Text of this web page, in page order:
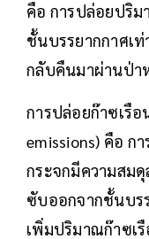
คือ การปล่อยปริม
ชั้นบรรยากกาศเ
กลับคืนมาผ่านป่า
การปล่อยก๊าซเรื
emissions) คือ ก
กระจกมีความสม
ซับออกจากชั้นบร
เพิ่มปริมาณก๊าซเ